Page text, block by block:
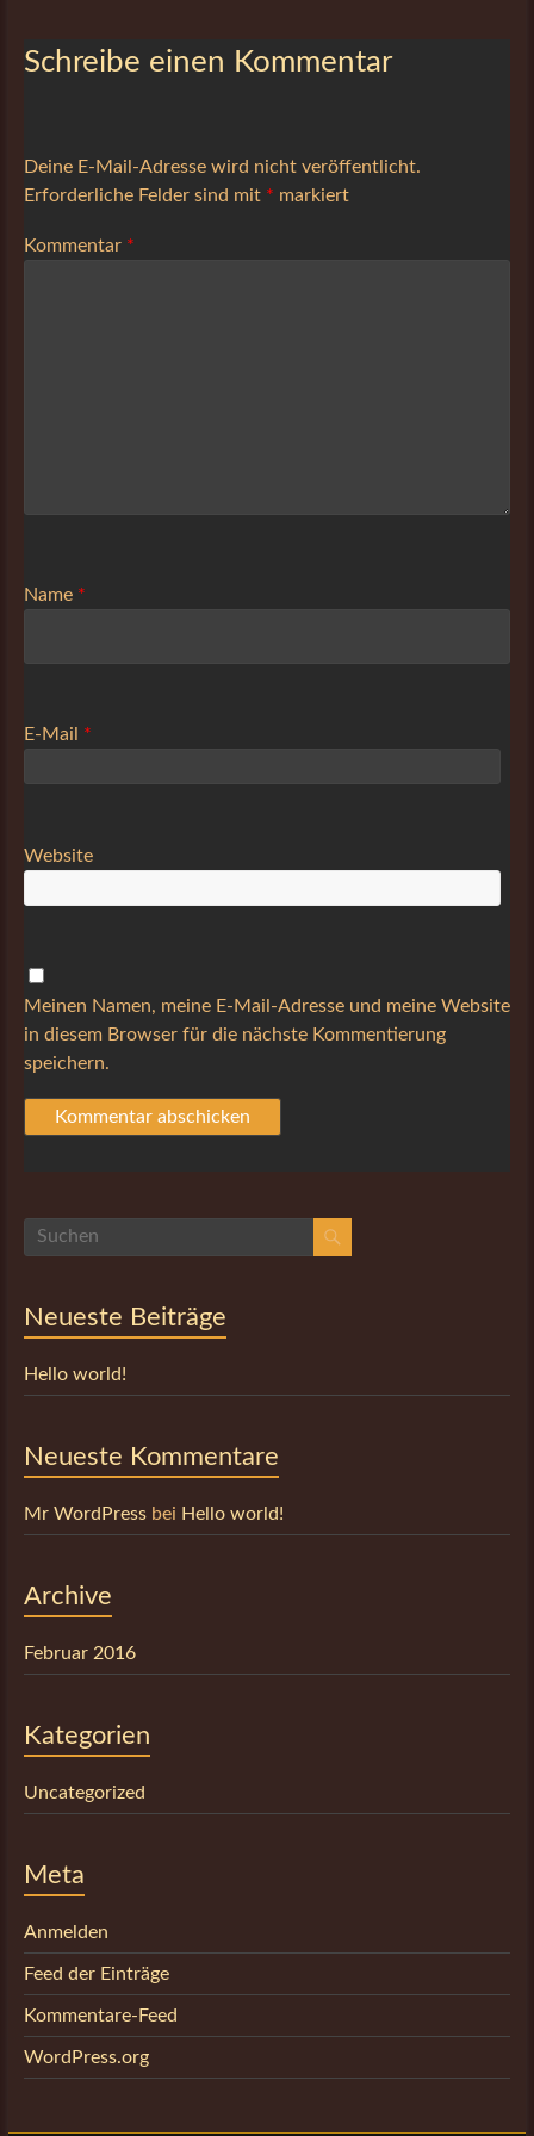
Schreibe einen Kommentar
Deine E-Mail-Adresse wird nicht veröffentlicht.
Erforderliche Felder sind mit * markiert
Kommentar *
Name *
E-Mail *
Website
Meinen Namen, meine E-Mail-Adresse und meine Website
in diesem Browser für die nächste Kommentierung
speichern.
Neueste Beiträge
Hello world!
Neueste Kommentare
Mr WordPressbei Hello world!
Archive
Februar 2016
Kategorien
Uncategorized
Meta
Anmelden
Feed der Einträge
Kommentare-Feed
WordPress.org